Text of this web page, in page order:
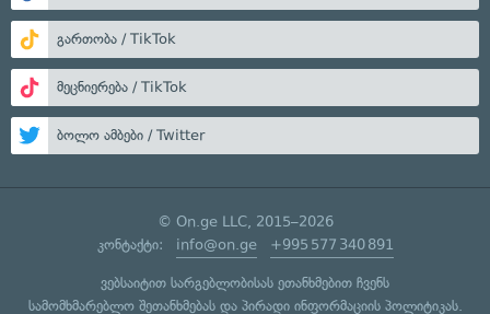
გართობა / TikTok
მეცნიერება / TikTok
ბოლო ამბები / Twitter
© On.ge LLC, 2015–2026
კონტაქტი: info@on.ge +995 577 340 891
ვებსაიტით სარგებლობისას ეთანხმებით ჩვენს
სამომხმარებლო შეთანხმებასდა პირადი ინფორმაციის პოლიტიკას.